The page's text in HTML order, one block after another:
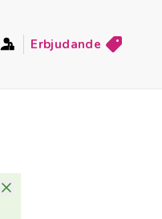
Erbjudande